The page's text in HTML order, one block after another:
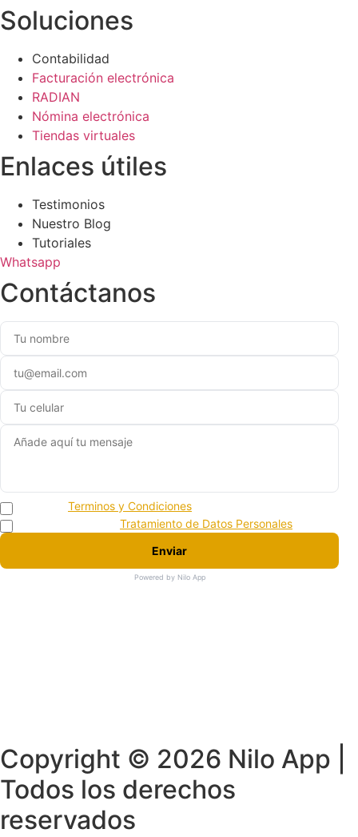
Soluciones
Contabilidad
Facturación electrónica
RADIAN
Nómina electrónica
Tiendas virtuales
Enlaces útiles
Testimonios
Nuestro Blog
Tutoriales
Whatsapp
Contáctanos
Terminos y Condiciones
Tratamiento de Datos Personales
Enviar
Powered by Nilo App
Copyright © 2026 Nilo App |
Todos los derechos
reservados